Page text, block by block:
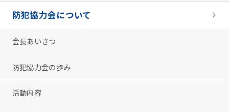
防犯協力会について
会長あいさつ
防犯協力会の歩み
活動内容